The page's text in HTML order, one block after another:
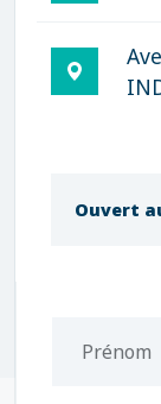
Ouvert
Prénom